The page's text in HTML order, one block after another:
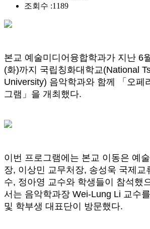
조회수 :1189
본교 예술미디어융합학과가 지난 6
(화)까지 국립칭화대학교(National
University) 음악학과와 함께 「오페
그램」을 개최했다.
이번 프로그램에는 본교 이동은 예
장, 이상민 교무처장, 송성욱 국제교
수, 정아영 교수와 학생들이 참석했
서는 음악학과장 Wei-Lung Li 교수
및 학부생 대표단이 방문했다.